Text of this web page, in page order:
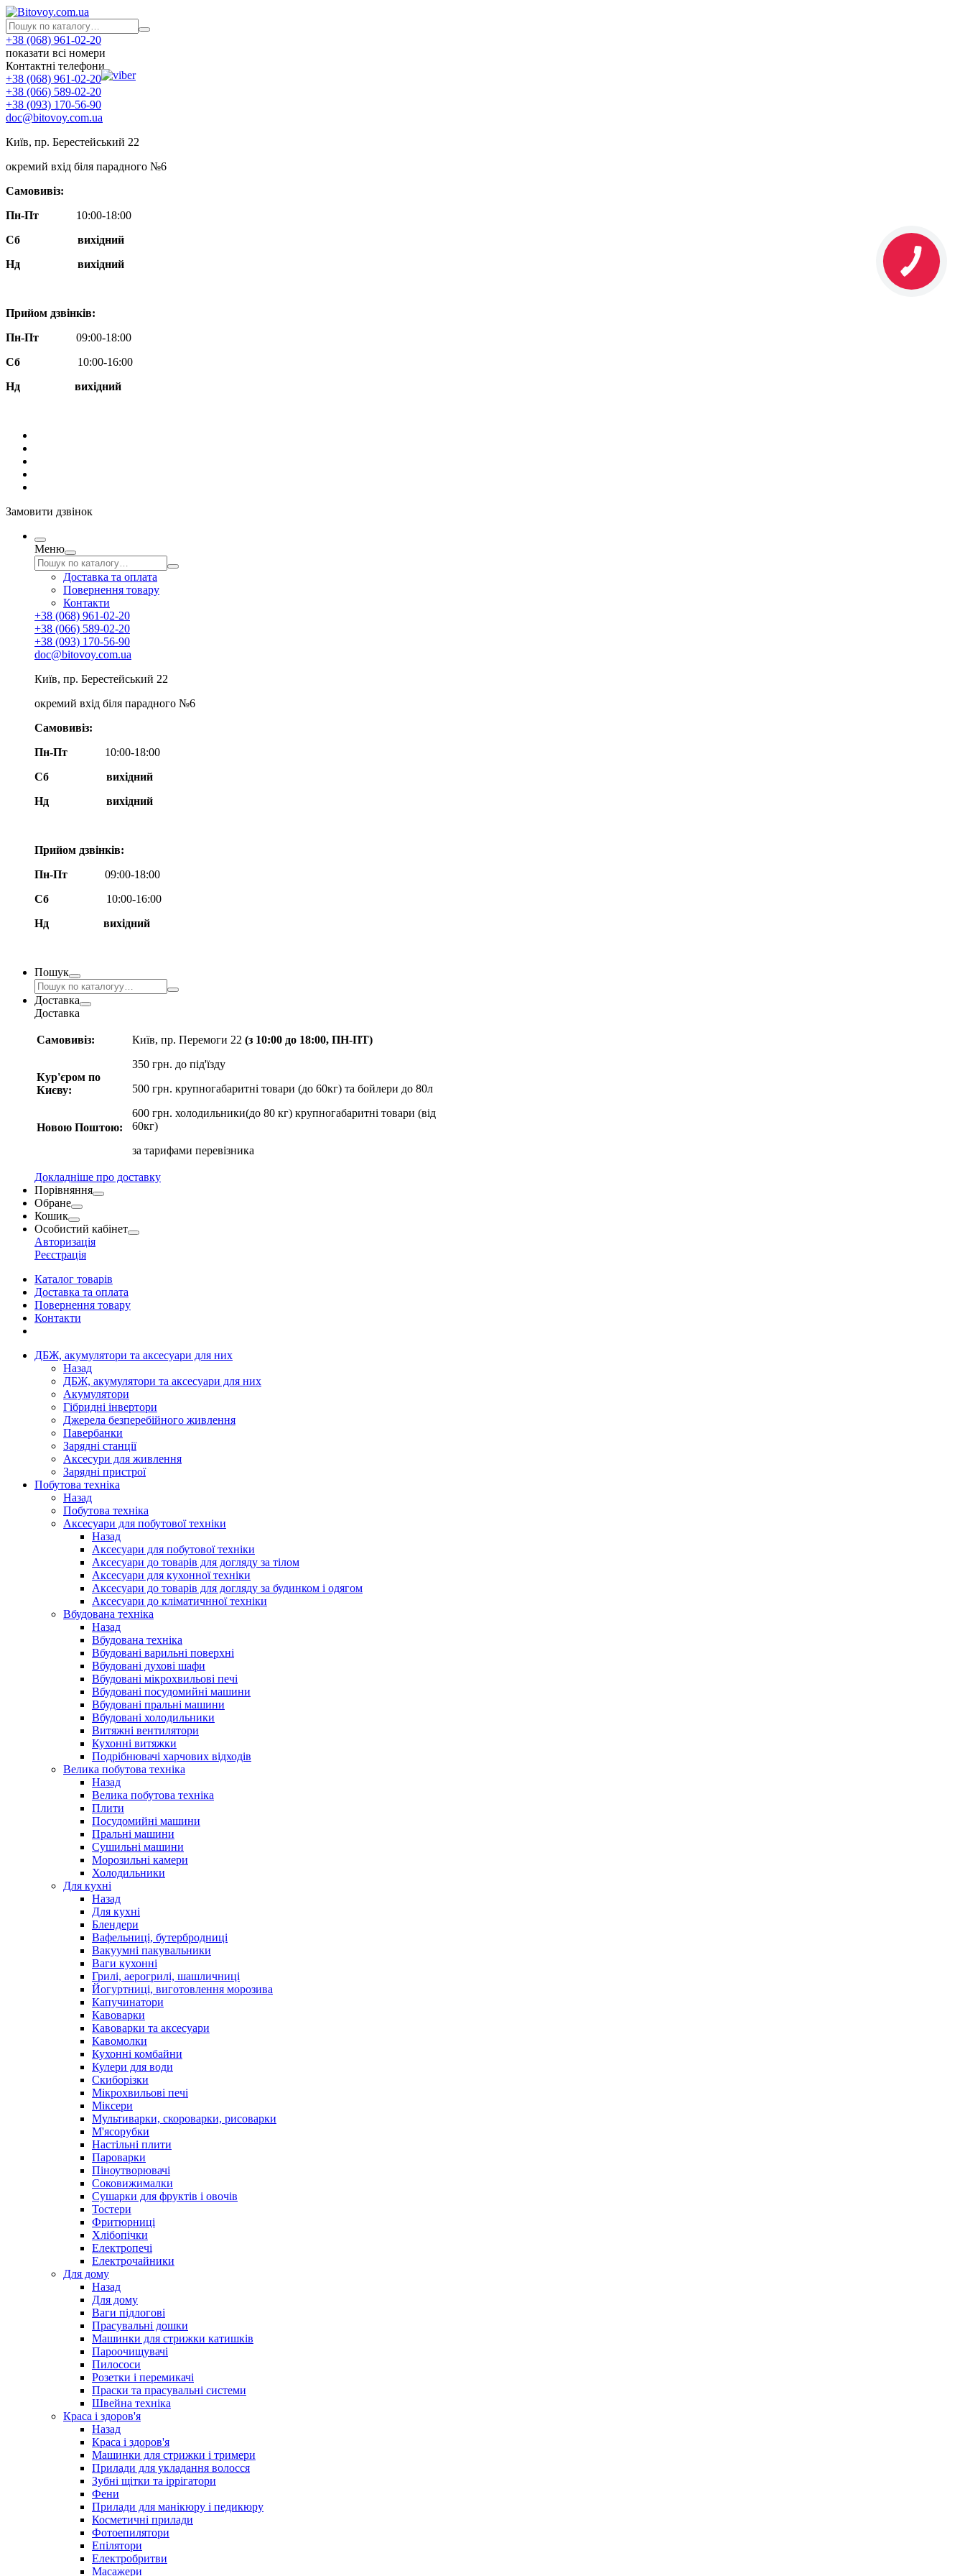
+38 (068) 961-02-20
показати всі номери
Контактні телефони
+38 (068) 961-02-20
+38 (066) 589-02-20
+38 (093) 170-56-90
doc@bitovoy.com.ua
Київ, пр. Берестейський 22
окремий вхід біля парадного №6
Самовивіз:
Пн-Пт
10:00-18:00
Сб
вихідний
Нд
вихідний
Прийом дзвінків:
Пн-Пт
09:00-18:00
Сб
10:00-16:00
Нд вихідний
Замовити дзвінок
Меню
Доставка та оплата
Повернення товару
Контакти
+38 (068) 961-02-20
+38 (066) 589-02-20
+38 (093) 170-56-90
doc@bitovoy.com.ua
Київ, пр. Берестейський 22
окремий вхід біля парадного №6
Самовивіз:
Пн-Пт
10:00-18:00
Сб
вихідний
Нд
вихідний
Прийом дзвінків:
Пн-Пт
09:00-18:00
Сб
10:00-16:00
Нд вихідний
Пошук
Доставка
Доставка
Самовивіз:
Кур'єром по
Києву:
Новою Поштою:
Київ, пр. Перемоги 22 (з 10:00 до 18:00, ПН-ПТ)
350 грн. до під'їзду
500 грн. крупногабаритні товари (до 60кг) та бойлери до 80л
600 грн. холодильники(до 80 кг) крупногабаритні товари (від
60кг)
за тарифами перевізника
Докладніше про доставку
Порівняння
Обране
Кошик
Особистий кабінет
Авторизація
Реєстрація
Каталог товарів
Доставка та оплата
Повернення товару
Контакти
ДБЖ, акумулятори та аксесуари для них
Назад
ДБЖ, акумулятори та аксесуари для них
Акумулятори
Гібридні інвертори
Джерела безперебійного живлення
Павербанки
Зарядні станції
Аксесури для живлення
Зарядні пристрої
Побутова техніка
Назад
Побутова техніка
Аксесуари для побутової техніки
Назад
Аксесуари для побутової техніки
Аксесуари до товарів для догляду за тілом
Аксесуари для кухонної техніки
Аксесуари до товарів для догляду за будинком і одягом
Аксесуари до кліматичнної техніки
Вбудована техніка
Назад
Вбудована техніка
Вбудовані варильні поверхні
Вбудовані духові шафи
Вбудовані мікрохвильові печі
Вбудовані посудомийні машини
Вбудовані пральні машини
Вбудовані холодильники
Витяжні вентилятори
Кухонні витяжки
Подрібнювачі харчових відходів
Велика побутова техніка
Назад
Велика побутова техніка
Плити
Посудомийні машини
Пральні машини
Сушильні машини
Морозильні камери
Холодильники
Для кухні
Назад
Для кухні
Блендери
Вафельниці, бутербродниці
Вакуумні пакувальники
Ваги кухонні
Грилі, аерогрилі, шашличниці
Йогуртниці, виготовлення морозива
Капучинатори
Кавоварки
Кавоварки та аксесуари
Кавомолки
Кухонні комбайни
Кулери для води
Скиборізки
Мікрохвильові печі
Міксери
Мультиварки, скороварки, рисоварки
М'ясорубки
Настільні плити
Пароварки
Піноутворювачі
Соковижималки
Сушарки для фруктів і овочів
Тостери
Фритюрниці
Хлібопічки
Електропечі
Електрочайники
Для дому
Назад
Для дому
Ваги підлогові
Прасувальні дошки
Машинки для стрижки катишків
Пароочищувачі
Пилососи
Розетки і перемикачі
Праски та прасувальні системи
Швейна техніка
Краса і здоров'я
Назад
Краса і здоров'я
Машинки для стрижки і тримери
Прилади для укладання волосся
Зубні щітки та іррігатори
Фени
Прилади для манікюру і педикюру
Косметичні прилади
Фотоепилятори
Епілятори
Електробритви
Масажери